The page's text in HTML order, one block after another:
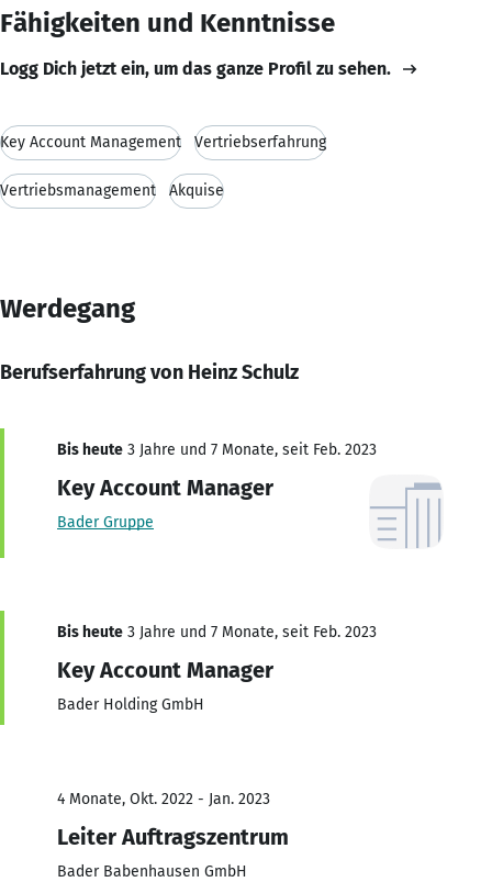
Fähigkeiten und Kenntnisse
Logg Dich jetzt ein, um das ganze Profil zu sehen.
Key Account Management Vertriebserfahrung
Vertriebsmanagement Akquise
Werdegang
Berufserfahrung von Heinz Schulz
Bis heute 3 Jahre und 7 Monate, seit Feb. 2023
Key Account Manager
Bader Gruppe
Bis heute 3 Jahre und 7 Monate, seit Feb. 2023
Key Account Manager
Bader Holding GmbH
4 Monate, Okt. 2022 - Jan. 2023
Leiter Auftragszentrum
Bader Babenhausen GmbH